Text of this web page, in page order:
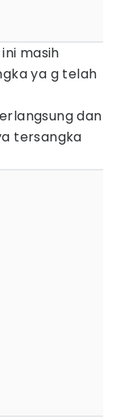
masih
ya g telah
dan
tersangka